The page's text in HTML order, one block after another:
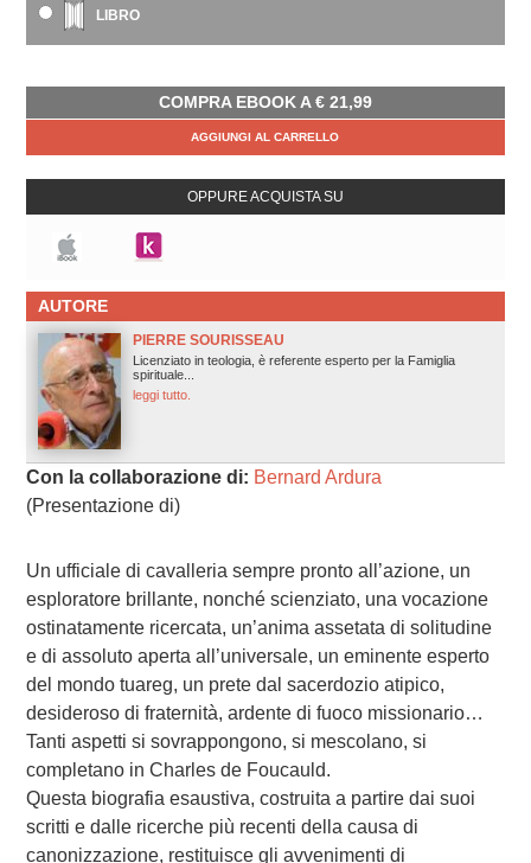
LIBRO
COMPRA EBOOK A€21,99
AGGIUNGI AL CARRELLO
OPPURE ACQUISTA SU
AUTORE
PIERRE SOURISSEAU
Licenziato in teologia, è referente esperto per la Famiglia
spirituale...
leggi tutto.
Con la collaborazione di: Bernard Ardura
(Presentazione di)
Un ufficiale di cavalleria sempre pronto all’azione, un
esploratore brillante, nonché scienziato, una vocazione
ostinatamente ricercata, un’anima assetata di solitudine
e di assoluto aperta all’universale, un eminente esperto
del mondo tuareg, un prete dal sacerdozio atipico,
desideroso di fraternità, ardente di fuoco missionario…
Tanti aspetti si sovrappongono, si mescolano, si
completano in Charles de Foucauld.
Questa biografia esaustiva, costruita a partire dai suoi
scritti e dalle ricerche più recenti della causa di
canonizzazione, restituisce gli avvenimenti di